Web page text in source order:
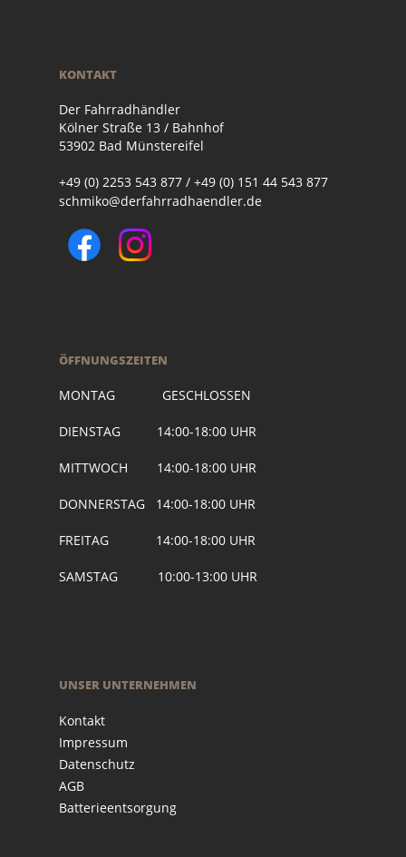
KONTAKT
Der Fahrradhändler
Kölner Straße 13 / Bahnhof
53902 Bad Münstereifel
+49 (0) 2253 543 877 / +49 (0) 151 44 543 877
schmiko@derfahrradhaendler.de
ÖFFNUNGSZEITEN
MONTAG GESCHLOSSEN
DIENSTAG 14:00-18:00 UHR
MITTWOCH 14:00-18:00 UHR
DONNERSTAG 14:00-18:00 UHR
FREITAG 14:00-18:00 UHR
SAMSTAG 10:00-13:00 UHR
UNSER UNTERNEHMEN
Kontakt
Impressum
Datenschutz
AGB
Batterieentsorgung